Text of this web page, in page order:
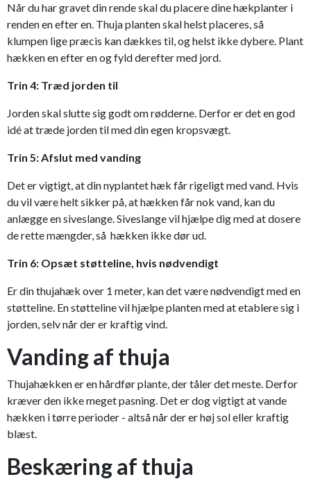
Når du har gravet din rende skal du placere dine hækplanter i
renden en efter en. Thuja planten skal helst placeres, så
klumpen lige præcis kan dækkes til, og helst ikke dybere. Plant
hækken en efter en og fyld derefter med jord.
Trin 4: Træd jorden til
Jorden skal slutte sig godt om rødderne. Derfor er det en god
idé at træde jorden til med din egen kropsvægt.
Trin 5: Afslut med vanding
Det er vigtigt, at din nyplantet hæk får rigeligt med vand. Hvis
du vil være helt sikker på, at hækken får nok vand, kan du
anlægge en siveslange. Siveslange vil hjælpe dig med at dosere
de rette mængder, så hækken ikke dør ud.
Trin 6: Opsæt støtteline, hvis nødvendigt
Er din thujahæk over 1 meter, kan det være nødvendigt med en
støtteline. En støtteline vil hjælpe planten med at etablere sig i
jorden, selv når der er kraftig vind.
Vanding af thuja
Thujahækken er en hårdfør plante, der tåler det meste. Derfor
kræver den ikke meget pasning. Det er dog vigtigt at vande
hækken i tørre perioder - altså når der er høj sol eller kraftig
blæst.
Beskæring af thuja